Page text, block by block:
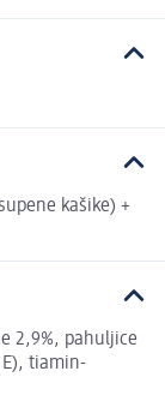
kašike) +
2,9%, pahuljice
tiamin-